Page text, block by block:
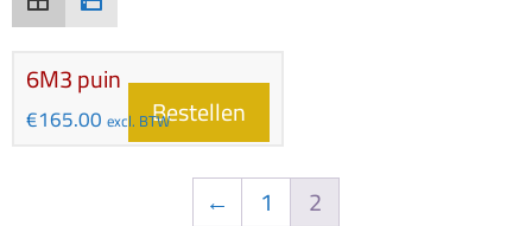
6M3 puin
€165.00 excl. BTWBestellen
← 1 2